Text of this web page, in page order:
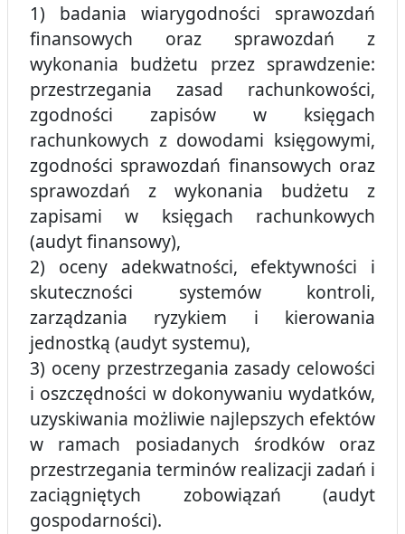
1) badania wiarygodności sprawozdań
finansowych oraz sprawozdań z
wykonania budżetu przez sprawdzenie:
przestrzegania zasad rachunkowości,
zgodności zapisów w księgach
rachunkowych z dowodami księgowymi,
zgodności sprawozdań finansowych oraz
sprawozdań z wykonania budżetu z
zapisami w księgach rachunkowych
(audyt finansowy),
2) oceny adekwatności, efektywności i
skuteczności systemów kontroli,
zarządzania ryzykiem i kierowania
jednostką (audyt systemu),
3) oceny przestrzegania zasady celowości
i oszczędności w dokonywaniu wydatków,
uzyskiwania możliwie najlepszych efektów
w ramach posiadanych środków oraz
przestrzegania terminów realizacji zadań i
zaciągniętych zobowiązań (audyt
gospodarności).